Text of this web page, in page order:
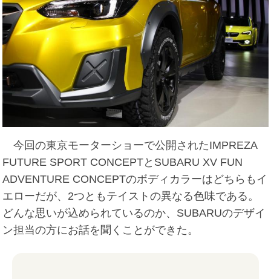
今回の東京モーターショーで公開されたIMPREZA
FUTURE SPORT CONCEPTとSUBARU XV FUN
ADVENTURE CONCEPTのボディカラーはどちらもイ
エローだが、2つともテイストの異なる色味である。
どんな思いが込められているのか、SUBARUのデザイ
ン担当の方にお話を聞くことができた。